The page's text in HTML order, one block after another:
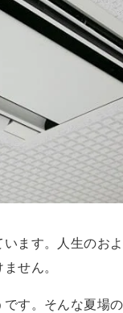
ます。人生のお
せん。
す。そんな夏場